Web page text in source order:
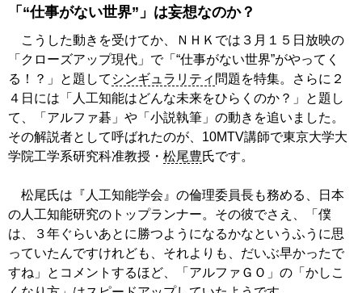
「“仕事がない世界”」は妄想なのか？
こうした動きを受けてか、ＮＨＫでは３月１５日放映の
「クローズアップ現代」で「“仕事がない世界”がやってく
る！？」と題して シンギュラリティ 問題を特集。さらに２
４日には「人工知能はどんな未来をひらくのか？」と題し
て、「アルファ碁」や「小説執筆」の動きを追いました。
その解説者として呼ばれたのが、10MTV講師で東京大学大
学院工学系研究科准教授・ 松尾豊氏です。
松尾氏は『人工知能学会』の倫理委員長も務める、日本
の人工知能研究のトップランナー。その彼でさえ、「僕
は、３年ぐらいあとに勝つようになるかなというふうに思
っていたんですけれども、それよりも、だいぶ早かったで
すね」とコメントするほど、「アルファＧＯ」の「かしこ